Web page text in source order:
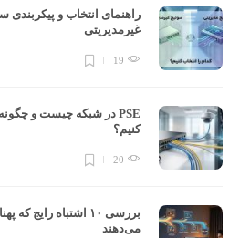
راهنمای انتخاب و پیکربندی
غیرمدیریتی
19
کنیم؟
20
بررسی ۱۰ اشتباه
می‌دهند